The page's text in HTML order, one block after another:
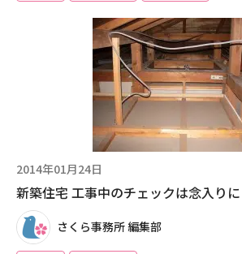
2014年01月24日
新築住宅 工事中のチェックは念入りに
さくら事務所 編集部